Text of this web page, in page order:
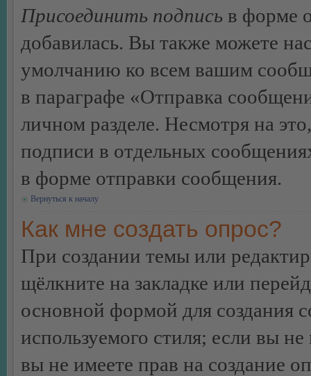
Присоединить подпись в форме
добавилась. Вы также можете
умолчанию ко всем вашим
в параграфе «Отправка
личном разделе. Несмотря на
подписи в отдельных
в форме отправки сообщения.
Вернуться к началу
Как мне создать опрос?
При создании темы или
щёлкните на закладке или
основной формой для создания
используемого стиля; если вы
вы не имеете прав на создание